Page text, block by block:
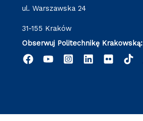
ul. Warszawska 24
31-155 Kraków
Obserwuj Politechnikę Krakowską: